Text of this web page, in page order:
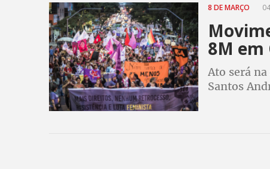
8 DE MARÇO
8M
Ato será
Santos